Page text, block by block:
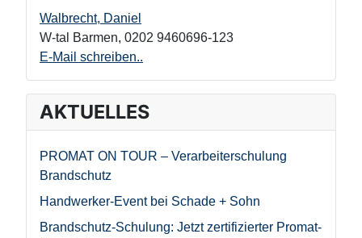
Walbrecht, Daniel
W-tal Barmen, 0202 9460696-123
E-Mail schreiben..
AKTUELLES
PROMAT ON TOUR – Verarbeiterschulung
Brandschutz
Handwerker-Event bei Schade + Sohn
Brandschutz-Schulung: Jetzt zertifizierter Promat-